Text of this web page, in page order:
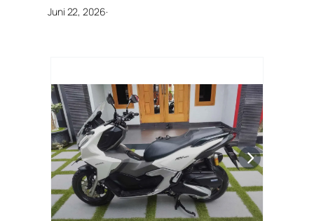
Juni 22, 2026·